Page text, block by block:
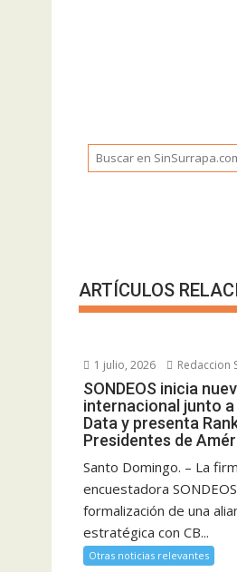
ARTÍCULOS
1 julio, 2026 Redaccion
SONDEOS inicia
internacional junto a
Data y presenta
Presidentes de
Santo Domingo. – La
encuestadora
formalización de una
estratégica con CB...
Otras noticias relevantes